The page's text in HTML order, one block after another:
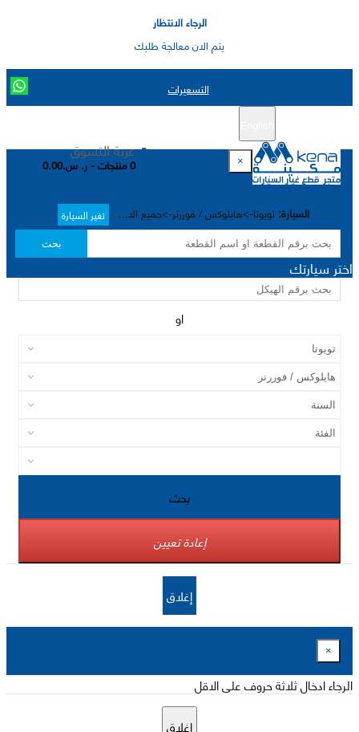
الرجاء الانتظار
يتم الان معالجة طلبك
التسعيرات
عربة التسوق
0 منتجات - ر. س.0.00
السيارة: تويوتا->هايلوکس / فوررنر->جميع الاختيارات-> تغير السيارة
بحث
×
اختر سيارتك
او
بحث
إعادة تعيين
إغلاق
×
الرجاء ادخال ثلاثة حروف على الاقل
إغلاق